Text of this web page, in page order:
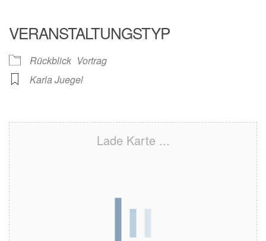
VERANSTALTUNGSTYP
Rückblick Vortrag
Karla Juegel
Lade Karte ...